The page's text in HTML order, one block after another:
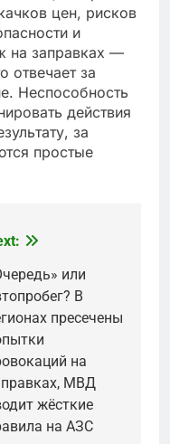
цен, рисков
и
на заправках —
отвечает за
Неспособность
действия
за
простые
или
В
пресечены
на
МВД
жёсткие
на АЗС